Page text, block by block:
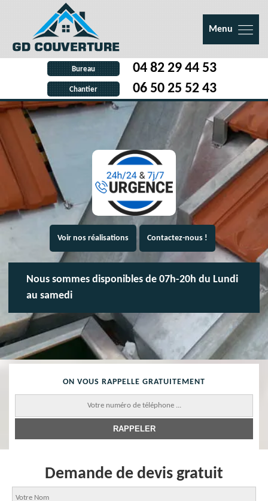
Menu
Bureau 04 82 29 44 53
Chantier 06 50 25 52 43
Voir nos réalisations Contactez-nous !
Nous sommes disponibles de 07h-20h du Lundi
au samedi
ON VOUS RAPPELLE GRATUITEMENT
Demande de devis gratuit